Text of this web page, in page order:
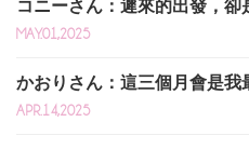
コニーさん：遲來的出發，卻
MAY.01,2025
かおりさん：這三個月會是我
APR.14,2025